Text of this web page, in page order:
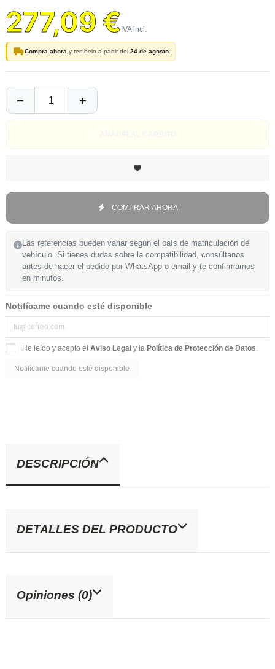
277,09 €
Compra ahora y recíbelo a partir del 24 de agosto
COMPRAR AHORA
Las referencias pueden variar según el país de matriculación del
vehículo. Si tienes dudas sobre la compatibilidad, consúltanos
antes de hacer el pedido por WhatsApp o email y te confirmamos
en minutos.
Notifícame cuando esté disponible
He leído y acepto el Aviso Legal y la Política de Protección de Datos
DESCRIPCIÓN
DETALLES DEL PRODUCTO
Opiniones (0)